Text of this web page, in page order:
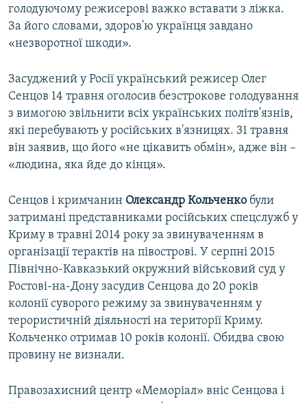
голодуючому режисерові важко вставати з ліжка.
За його словами, здоров'ю українця завдано
«незворотної шкоди».
Засуджений у Росії український режисер Олег
Сенцов 14 травня оголосив безстрокове голодування
з вимогою звільнити всіх українських політв'язнів,
які перебувають у російських в'язницях. 31 травня
він заявив, що його «не цікавить обмін», адже він –
«людина, яка йде до кінця».
Сенцов і кримчанин Олександр Кольченко були
затримані представниками російських спецслужб у
Криму в травні 2014 року за звинуваченням в
організації терактів на півострові. У серпні 2015
Північно-Кавказький окружний військовий суд у
Ростові-на-Дону засудив Сенцова до 20 років
колонії суворого режиму за звинуваченням у
терористичній діяльності на території Криму.
Кольченко отримав 10 років колонії. Обидва свою
провину не визнали.
Правозахисний центр «Меморіал» вніс Сенцова і